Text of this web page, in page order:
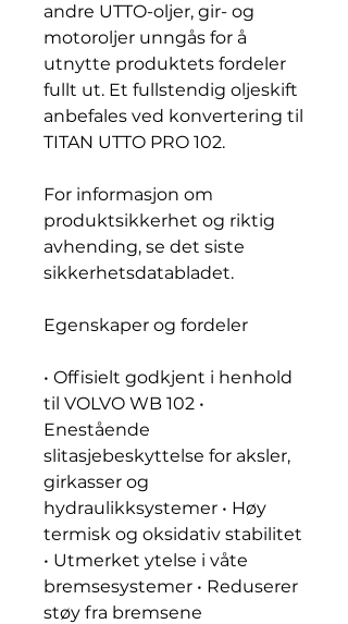
andre UTTO-oljer, gir- og
motoroljer unngås for å
utnytte produktets fordeler
fullt ut. Et fullstendig oljeskift
anbefales ved konvertering til
TITAN UTTO PRO 102.
For informasjon om
produktsikkerhet og riktig
avhending, se det siste
sikkerhetsdatabladet.
Egenskaper og fordeler
• Offisielt godkjent i henhold
til VOLVO WB 102 •
Enestående
slitasjebeskyttelse for aksler,
girkasser og
hydraulikksystemer • Høy
termisk og oksidativ stabilitet
• Utmerket ytelse i våte
bremsesystemer • Reduserer
støy fra bremsene